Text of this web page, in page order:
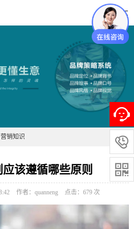
营销知识
该遵循哪些原则
作者：quanneng 点击： 679 次

